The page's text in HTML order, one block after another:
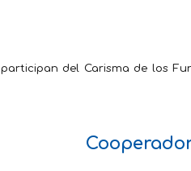
del Carisma de los